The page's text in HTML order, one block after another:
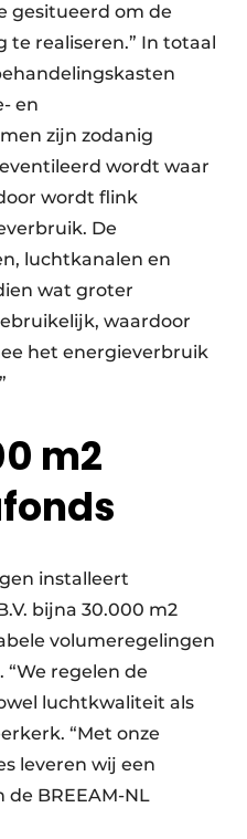
gesitueerd om de
realiseren.” In totaal
en
zijn zodanig
wordt waar
wordt flink
De
luchtkanalen en
wat groter
waardoor
het energieverbruik
m2
installeert
bijna 30.000 m2
volumeregelingen
regelen de
luchtkwaliteit als
“Met onze
leveren wij een
BREEAM-NL